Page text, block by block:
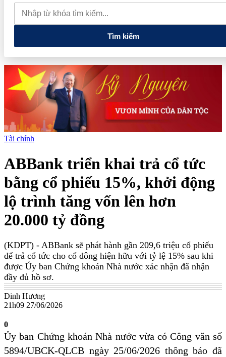
Giá cà phê hôm nay 8/8: Thị trường lao dốc mất mốc 100.000
đồng/kg
Tìm kiếm
Tài chính
ABBank triển khai trả cổ tức
bằng cổ phiếu 15%, khởi động
lộ trình tăng vốn lên hơn
20.000 tỷ đồng
(KDPT) - ABBank sẽ phát hành gần 209,6 triệu cổ phiếu
để trả cổ tức cho cổ đông hiện hữu với tỷ lệ 15% sau khi
được Ủy ban Chứng khoán Nhà nước xác nhận đã nhận
đầy đủ hồ sơ.
Đinh Hương
21h09 27/06/2026
0
Ủy ban Chứng khoán Nhà nước vừa có Công văn số
5894/UBCK-QLCB ngày 25/06/2026 thông báo đã